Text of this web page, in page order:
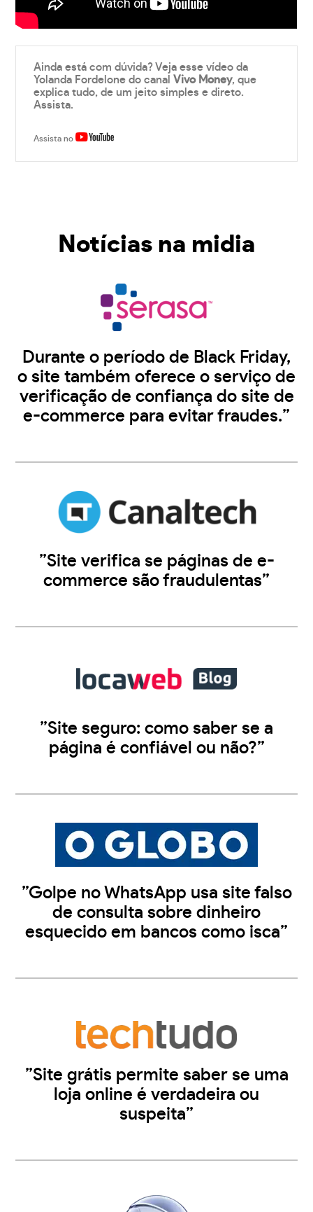
Ainda está com dúvida? Veja esse vídeo da
Yolanda Fordelone do canalVivo Money, que
explica tudo, de um jeito simples e direto.
Assista.
Assista no
Notícias na midia
Durante o período de Black Friday,
o site também oferece o serviço de
verificação de confiança do site de
e-commerce para evitar fraudes.”
”Site verifica se páginas de e-
commerce são fraudulentas”
”Site seguro: como saber se a
página é confiável ou não?”
”Golpe no WhatsApp usa site falso
de consulta sobre dinheiro
esquecido em bancos como isca”
”Site grátis permite saber se uma
loja online é verdadeira ou
suspeita”